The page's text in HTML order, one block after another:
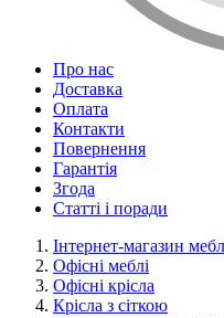
Про нас
Доставка
Оплата
Контакти
Повернення
Гарантія
Згода
Статті і поради
Інтернет-магазин
Офісні меблі
Офісні крісла
Крісла з сіткою